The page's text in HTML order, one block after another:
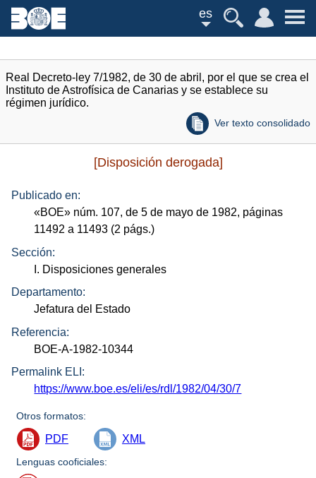
es
Real Decreto-ley 7/1982, de 30 de abril, por el que se crea el
Instituto de Astrofísica de Canarias y se establece su
régimen jurídico.
Ver texto consolidado
[Disposición derogada]
Publicado en:
«BOE» núm. 107, de 5 de mayo de 1982, páginas
11492 a 11493 (2 págs.)
Sección:
I. Disposiciones generales
Departamento:
Jefatura del Estado
Referencia:
BOE-A-1982-10344
Permalink ELI:
https://www.boe.es/eli/es/rdl/1982/04/30/7
Otros formatos:
PDF XML
Lenguas cooficiales: